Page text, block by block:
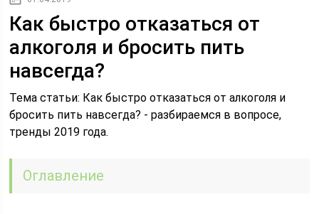
Как быстро отказаться от
алкоголя и бросить пить
навсегда?
Тема статьи: Как быстро отказаться от алкоголя и
бросить пить навсегда? - разбираемся в вопросе,
тренды 2019 года.
Оглавление